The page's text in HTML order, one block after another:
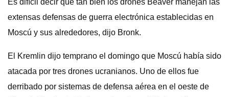
Es difícil decir qué tan bien los drones Beaver manejan las
extensas defensas de guerra electrónica establecidas en
Moscú y sus alrededores, dijo Bronk.
El Kremlin dijo temprano el domingo que Moscú había sido
atacada por tres drones ucranianos. Uno de ellos fue
derribado por sistemas de defensa aérea en el oeste de